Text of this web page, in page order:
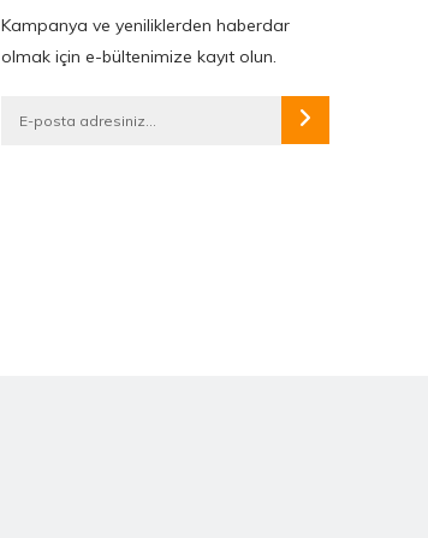
Kampanya ve yeniliklerden haberdar
olmak için e-bültenimize kayıt olun.